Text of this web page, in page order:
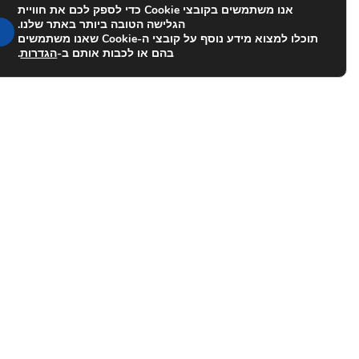
אנו משתמשים בקובצי Cookie כדי לספק לכם את חוויית
הגלישה הטובה ביותר באתר שלנו.
תוכלו למצוא מידע נוסף על קובצי ה-Cookie שאנו משתמשים
בהם או לכבות אותם ב-הגדרות.